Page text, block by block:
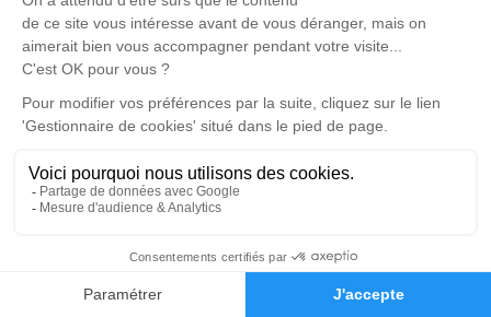
Faire-part Hommages
lundi 06 octobre 2025 à 11h00
Crématorium du Sivom de Villeneuve-de-
31800 Villeneuve-de-Rivière